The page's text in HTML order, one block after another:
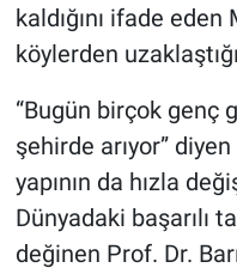
kaldığını ifade
köylerden
“Bugün birçok genç
şehirde arıyor”
yapının da hızla
Dünyadaki başarılı
değinen Prof. Dr.